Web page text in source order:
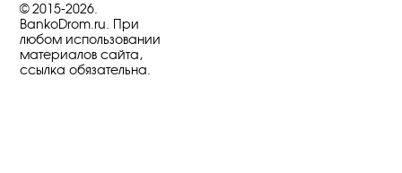
© 2015-2026.
BankoDrom.ru. При
любом использовании
материалов сайта,
ссылка обязательна.